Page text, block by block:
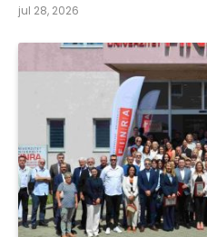
jul 28, 2026